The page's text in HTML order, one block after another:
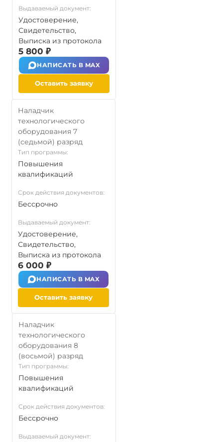
Выдаваемый документ:
Удостоверение,
Свидетельство,
Выписка из протокола
5 800 ₽
НАПИСАТЬ В MAX
Оставить заявку
Наладчик
технологического
оборудования 7
(седьмой) разряд
Тип программы:
Повышения
квалификаций
Срок действия документов:
Бессрочно
Выдаваемый документ:
Удостоверение,
Свидетельство,
Выписка из протокола
6 000 ₽
НАПИСАТЬ В MAX
Оставить заявку
Наладчик
технологического
оборудования 8
(восьмой) разряд
Тип программы:
Повышения
квалификаций
Срок действия документов:
Бессрочно
Выдаваемый документ: